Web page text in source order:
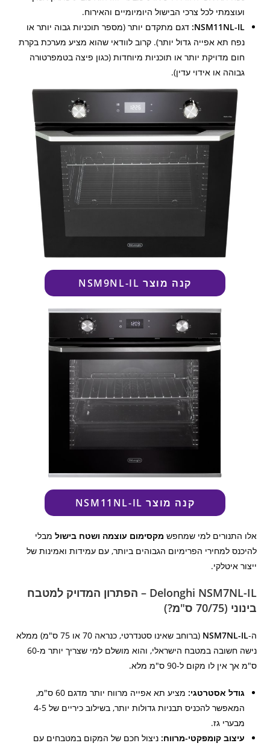
ועוצמתי לכל צרכי הבישול היומיומיים והאירוח.
NSM11NL-IL: דגם מתקדם יותר (מספר תוכניות גבוה יותר או
נפח תא אפייה גדול יותר). קרוב לוודאי שהוא מציע מערכת בקרת
חום מדויקת יותר או תוכניות מיוחדות (כגון פיצה בטמפרטורה
גבוהה או אידוי עדין).
קנה מוצר NSM9NL-IL
קנה מוצר NSM11NL-IL
אלו התנורים למי שמחפש מקסימום עוצמה ושטח בישול מבלי
להיכנס למחירי הפרימיום הגבוהים ביותר, עם עמידות ואמינות של
ייצור איטלקי.
Delonghi NSM7NL-IL – הפתרון המדויק למטבח
בינוני (70/75 ס"מ?)
ה-NSM7NL-IL
(ברוחב שאינו סטנדרטי, כנראה 70 או 75 ס"מ) ממלא
נישה חשובה במטבח הישראלי, והוא מושלם למי שצריך יותר מ-60
ס"מ אך אין לו מקום ל-90 ס"מ מלא.
גודל אסטרטגי:
מציע תא אפייה מרווח יותר מדגם 60 ס"מ,
המאפשר להכניס תבניות גדולות יותר, בשילוב כיריים של 4-5
מבערי גז.
עיצוב קומפקטי-מרווח: ניצול חכם של המקום במטבחים עם